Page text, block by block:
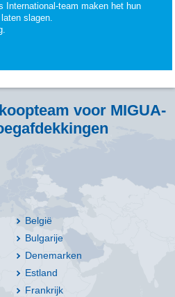
International-team maken het hun
slagen.
voor MIGUA-
België
Bulgarije
Denemarken
Estland
Frankrijk